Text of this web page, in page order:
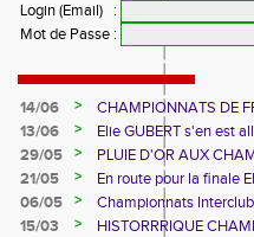
Login (Email)
:
Mot de Passe :
14/06 >
CHAMPIONNATS DE
13/06
>
Elie GUBERT s'en est
29/05
>
PLUIE D'OR AUX
21/05
>
En route pour la finale
06/05
>
Championnats
15/03
>
HISTORRRIQUE